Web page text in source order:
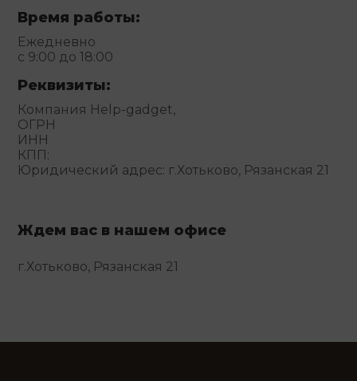
Время работы:
Ежедневно
с 9:00 до 18:00
Реквизиты:
Компания Help-gadget,
ОГРН
ИНН
КПП:
Юридический адрес: г.Хотьково, Рязанская 21
Ждем вас в нашем офисе
г.Хотьково, Рязанская 21